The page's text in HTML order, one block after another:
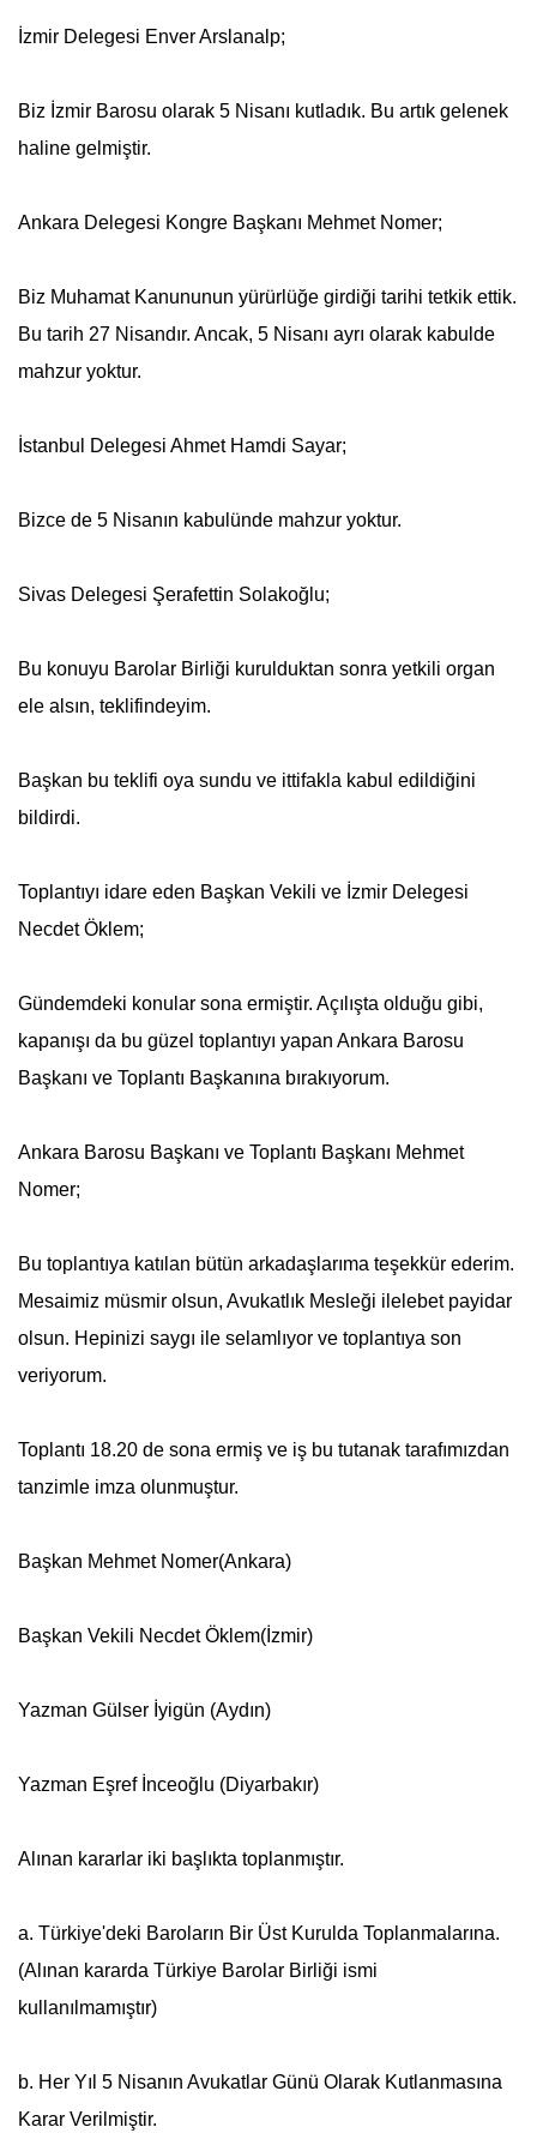
İzmir Delegesi Enver Arslanalp;
Biz İzmir Barosu olarak 5 Nisanı kutladık. Bu artık gelenek
haline gelmiştir.
Ankara Delegesi Kongre Başkanı Mehmet Nomer;
Biz Muhamat Kanununun yürürlüğe girdiği tarihi tetkik ettik.
Bu tarih 27 Nisandır. Ancak, 5 Nisanı ayrı olarak kabulde
mahzur yoktur.
İstanbul Delegesi Ahmet Hamdi Sayar;
Bizce de 5 Nisanın kabulünde mahzur yoktur.
Sivas Delegesi Şerafettin Solakoğlu;
Bu konuyu Barolar Birliği kurulduktan sonra yetkili organ
ele alsın, teklifindeyim.
Başkan bu teklifi oya sundu ve ittifakla kabul edildiğini
bildirdi.
Toplantıyı idare eden Başkan Vekili ve İzmir Delegesi
Necdet Öklem;
Gündemdeki konular sona ermiştir. Açılışta olduğu gibi,
kapanışı da bu güzel toplantıyı yapan Ankara Barosu
Başkanı ve Toplantı Başkanına bırakıyorum.
Ankara Barosu Başkanı ve Toplantı Başkanı Mehmet
Nomer;
Bu toplantıya katılan bütün arkadaşlarıma teşekkür ederim.
Mesaimiz müsmir olsun, Avukatlık Mesleği ilelebet payidar
olsun. Hepinizi saygı ile selamlıyor ve toplantıya son
veriyorum.
Toplantı 18.20 de sona ermiş ve iş bu tutanak tarafımızdan
tanzimle imza olunmuştur.
Başkan Mehmet Nomer(Ankara)
Başkan Vekili Necdet Öklem(İzmir)
Yazman Gülser İyigün (Aydın)
Yazman Eşref İnceoğlu (Diyarbakır)
Alınan kararlar iki başlıkta toplanmıştır.
a. Türkiye'deki Baroların Bir Üst Kurulda Toplanmalarına.
(Alınan kararda Türkiye Barolar Birliği ismi
kullanılmamıştır)
b. Her Yıl 5 Nisanın Avukatlar Günü Olarak Kutlanmasına
Karar Verilmiştir.